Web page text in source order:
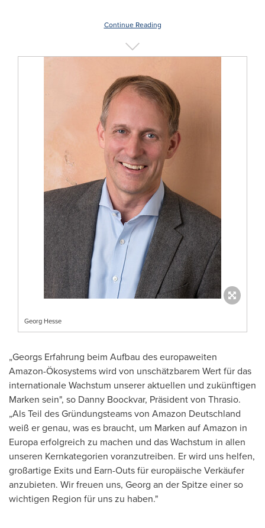
Continue Reading
Georg Hesse
„Georgs Erfahrung beim Aufbau des europaweiten
Amazon-Ökosystems wird von unschätzbarem Wert für das
internationale Wachstum unserer aktuellen und zukünftigen
Marken sein", so Danny Boockvar, Präsident von Thrasio.
„Als Teil des Gründungsteams von Amazon Deutschland
weiß er genau, was es braucht, um Marken auf Amazon in
Europa erfolgreich zu machen und das Wachstum in allen
unseren Kernkategorien voranzutreiben. Er wird uns helfen,
großartige Exits und Earn-Outs für europäische Verkäufer
anzubieten. Wir freuen uns, Georg an der Spitze einer so
wichtigen Region für uns zu haben."